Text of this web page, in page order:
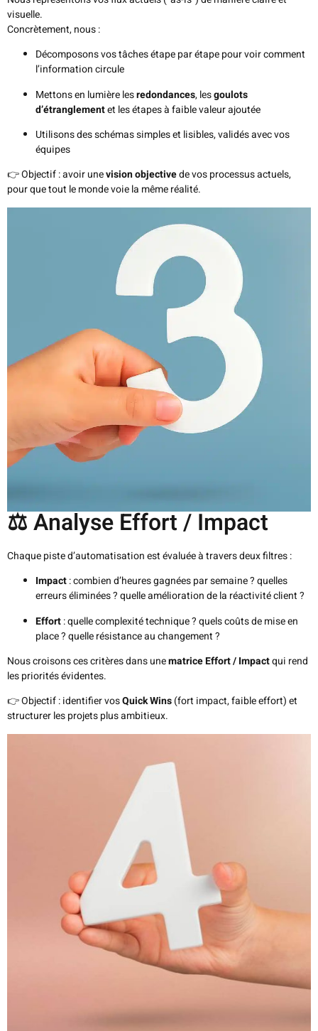
visuelle.
Concrètement, nous :
Décomposons vos tâches étape par étape pour voir comment
l’information circule
Mettons en lumière lesredondances, lesgoulots
d’étranglementet les étapes à faible valeur ajoutée
Utilisons des schémas simples et lisibles, validés avec vos
équipes
👉 Objectif : avoir unevision objectivede vos processus actuels,
pour que tout le monde voie la même réalité.
⚖️ Analyse Effort / Impact
Chaque piste d’automatisation est évaluée à travers deux filtres :
Impact: combien d’heures gagnées par semaine ? quelles
erreurs éliminées ? quelle amélioration de la réactivité client ?
Effort: quelle complexité technique ? quels coûts de mise en
place ? quelle résistance au changement ?
Nous croisons ces critères dans unematrice Effort / Impactqui rend
les priorités évidentes.
👉 Objectif : identifier vosQuick Wins(fort impact, faible effort) et
structurer les projets plus ambitieux.